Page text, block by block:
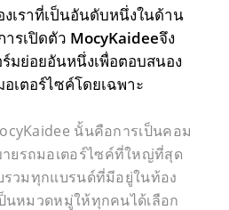
เราที่เป็นอันดับหนึ่งในด้าน
รเปิดตัว MocyKaideeจึง
มย่อยอันหนึ่งเพื่อตอบสนอง
เตอร์ไซค์โดยเฉพาะ
นั้นคือการเป็นคอม
ยรถมอเตอร์ไซค์ที่ใหญ่ที่สุด
รวมทุกแบรนด์ที่มีอยู่ในท้อง
นหมวดหมู่ให้ทุกคนได้เลือก